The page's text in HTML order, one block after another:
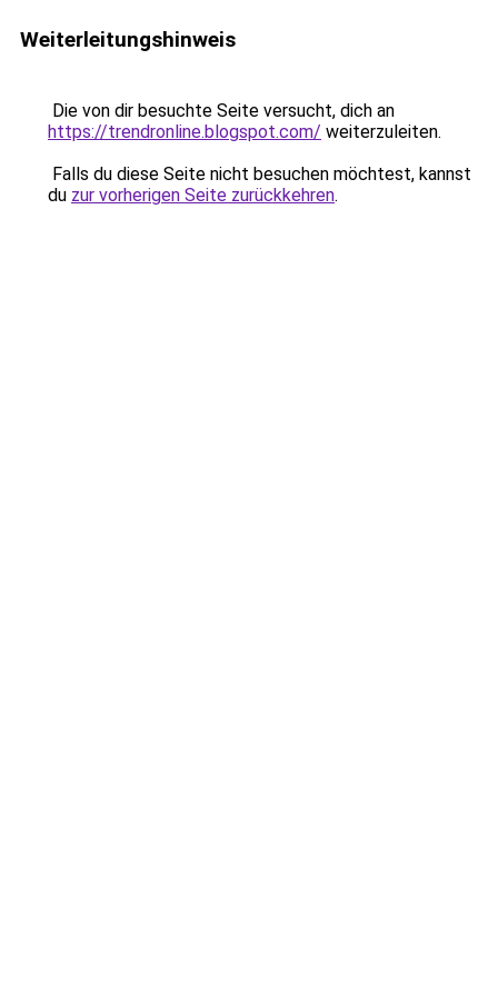
Weiterleitungshinweis
Die von dir besuchte Seite versucht, dich an
https://trendronline.blogspot.com/ weiterzuleiten.
Falls du diese Seite nicht besuchen möchtest, kannst
du zur vorherigen Seite zurückkehren.